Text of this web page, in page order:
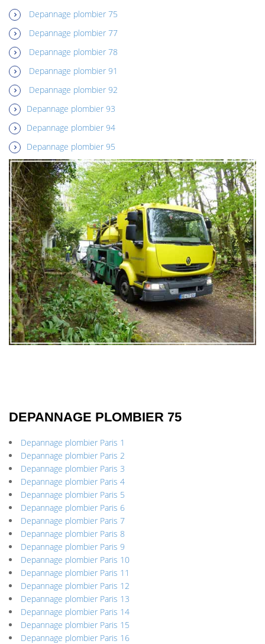
Depannage plombier 75
Depannage plombier 77
Depannage plombier 78
Depannage plombier 91
Depannage plombier 92
Depannage plombier 93
Depannage plombier 94
Depannage plombier 95
DEPANNAGE PLOMBIER 75
Depannage plombier Paris 1
Depannage plombier Paris 2
Depannage plombier Paris 3
Depannage plombier Paris 4
Depannage plombier Paris 5
Depannage plombier Paris 6
Depannage plombier Paris 7
Depannage plombier Paris 8
Depannage plombier Paris 9
Depannage plombier Paris 10
Depannage plombier Paris 11
Depannage plombier Paris 12
Depannage plombier Paris 13
Depannage plombier Paris 14
Depannage plombier Paris 15
Depannage plombier Paris 16